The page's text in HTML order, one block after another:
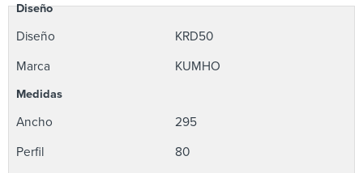
Diseño
Diseño KRD50
Marca KUMHO
Medidas
Ancho 295
Perfil 80